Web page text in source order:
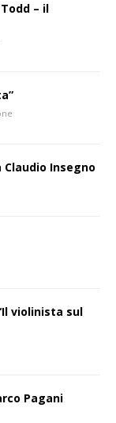
– il
Insegno
violinista sul
Pagani